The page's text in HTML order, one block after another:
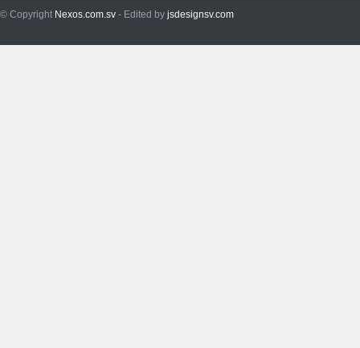
© Copyright Nexos.com.sv - Edited by jsdesignsv.com